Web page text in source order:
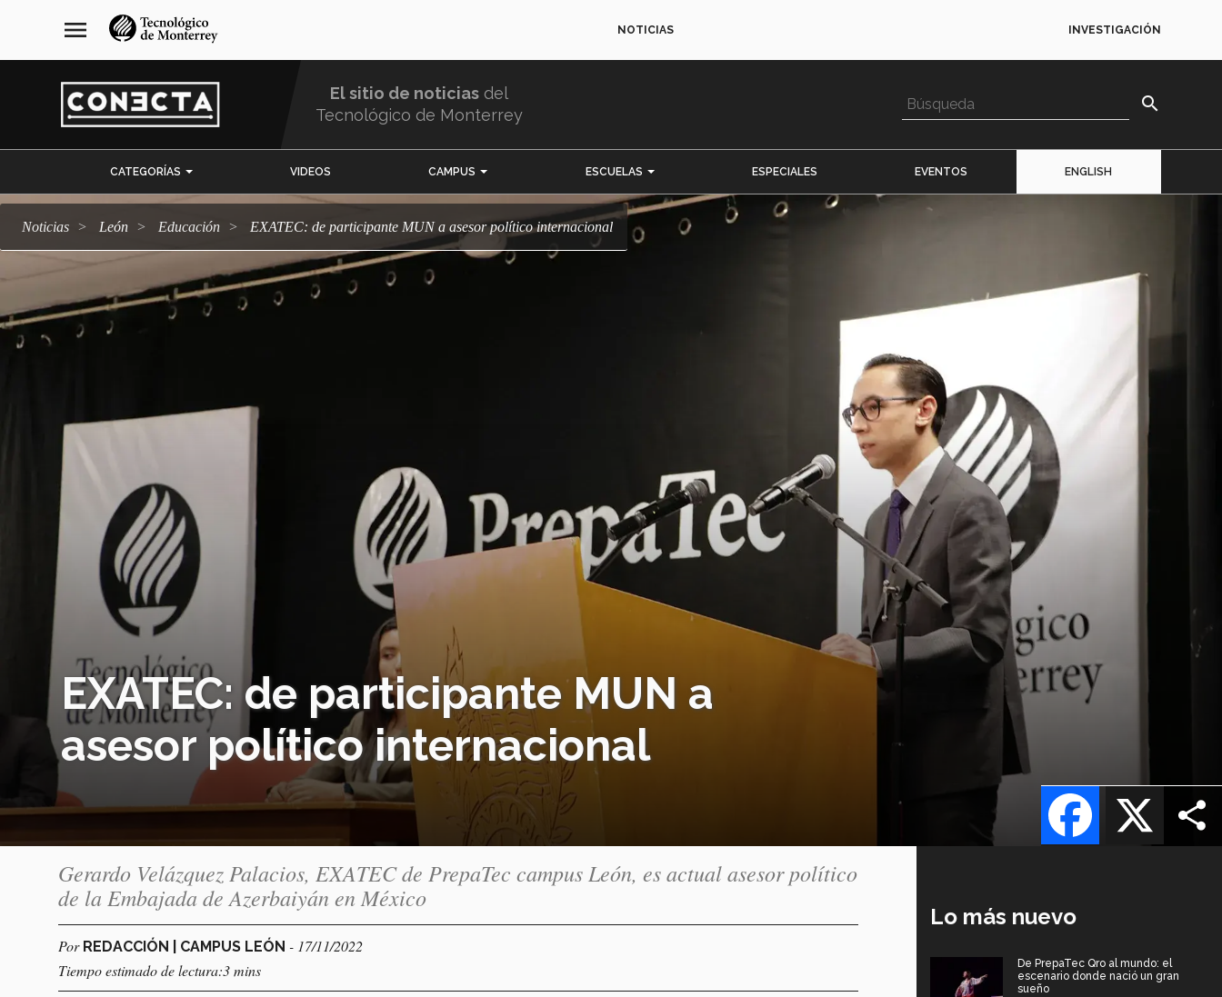
navegación
principal
menu NOTICIAS INVESTIGACIÓN
El sitio de noticias del
Tecnológico de Monterrey
search
CATEGORÍAS VIDEOS CAMPUS ESCUELAS ESPECIALES EVENTOS ENGLISH
Noticias León Educación EXATEC: de participante MUN a asesor político internacional
EXATEC: de participante MUN a
asesor político internacional
X
Facebook
Gerardo Velázquez Palacios, EXATEC de PrepaTec campus León, es actual asesor político
de la Embajada de Azerbaiyán en México
Por REDACCIÓN | CAMPUS LEÓN - 17/11/2022
Tiempo estimado de lectura:3 mins
Lo más nuevo
De PrepaTec Qro al mundo: el
escenario donde nació un gran
sueño